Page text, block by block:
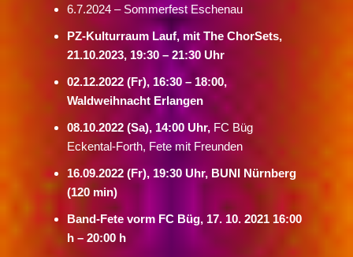
6.7.2024 – Sommerfest Eschenau
PZ-Kulturraum Lauf, mit The ChorSets,
21.10.2023, 19:30 – 21:30 Uhr
02.12.2022 (Fr), 16:30 – 18:00,
Waldweihnacht Erlangen
08.10.2022 (Sa), 14:00 Uhr, FC Büg
Eckental-Forth, Fete mit Freunden
16.09.2022 (Fr), 19:30 Uhr, BUNI Nürnberg
(120 min)
Band-Fete vorm FC Büg, 17. 10. 2021 16:00
h – 20:00 h